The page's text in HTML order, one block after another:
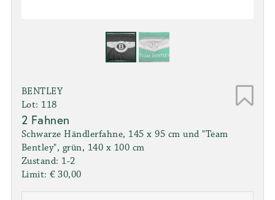
BENTLEY
Lot: 118
2 Fahnen
Schwarze Händlerfahne, 145 x 95 cm und "Team
Bentley", grün, 140 x 100 cm
Zustand: 1-2
Limit: € 30,00